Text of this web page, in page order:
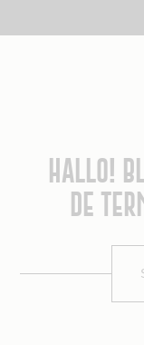
HALLO!
DE